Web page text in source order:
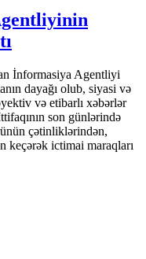
İnformasiya Agentliyi
dayağı olub, siyasi və
və etibarlı xəbərlər
son günlərində
çətinliklərindən,
keçərək ictimai maraqları